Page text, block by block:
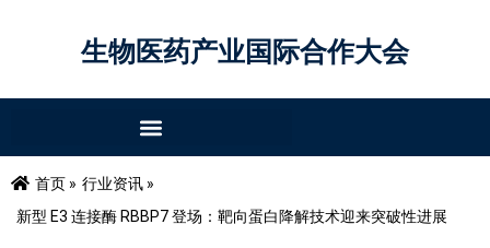
生物医药产业国际合作大会
首页 » 行业资讯 »
新型 E3 连接酶 RBBP7 登场：靶向蛋白降解技术迎来突破性进展